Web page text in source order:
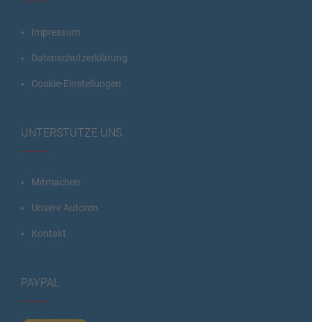
Impressum
Datenschutzerklärung
Cookie-Einstellungen
UNTERSTÜTZE UNS
Mitmachen
Unsere Autoren
Kontakt
PAYPAL